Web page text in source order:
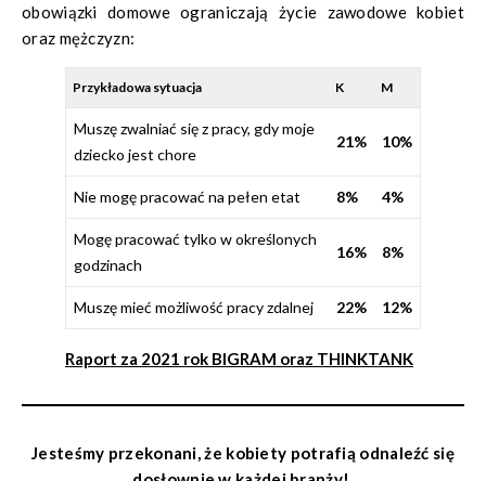
obowiązki domowe ograniczają życie zawodowe kobiet
oraz mężczyzn:
Przykładowa sytuacja K M
Muszę zwalniać się z pracy, gdy moje
dziecko jest chore
21% 10%
Nie mogę pracować na pełen etat 8% 4%
Mogę pracować tylko w określonych
godzinach
16% 8%
Muszę mieć możliwość pracy zdalnej 22% 12%
Raport za 2021 rok BIGRAM oraz THINKTANK
Jesteśmy przekonani, że kobiety potrafią odnaleźć się